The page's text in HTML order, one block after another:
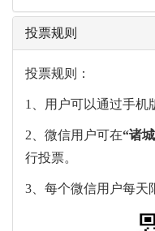
投票规则
投票规则：
1、用户可以通过手机
2、微信用户可在“诸
行投票。
3、每个微信用户每天